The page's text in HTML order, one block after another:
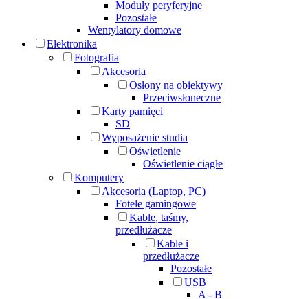
Moduły peryferyjne
Pozostałe
Wentylatory domowe
Elektronika
Fotografia
Akcesoria
Osłony na obiektywy
Przeciwsłoneczne
Karty pamięci
SD
Wyposażenie studia
Oświetlenie
Oświetlenie ciągłe
Komputery
Akcesoria (Laptop, PC)
Fotele gamingowe
Kable, taśmy,
przedłużacze
Kable i
przedłużacze
Pozostałe
USB
A - B